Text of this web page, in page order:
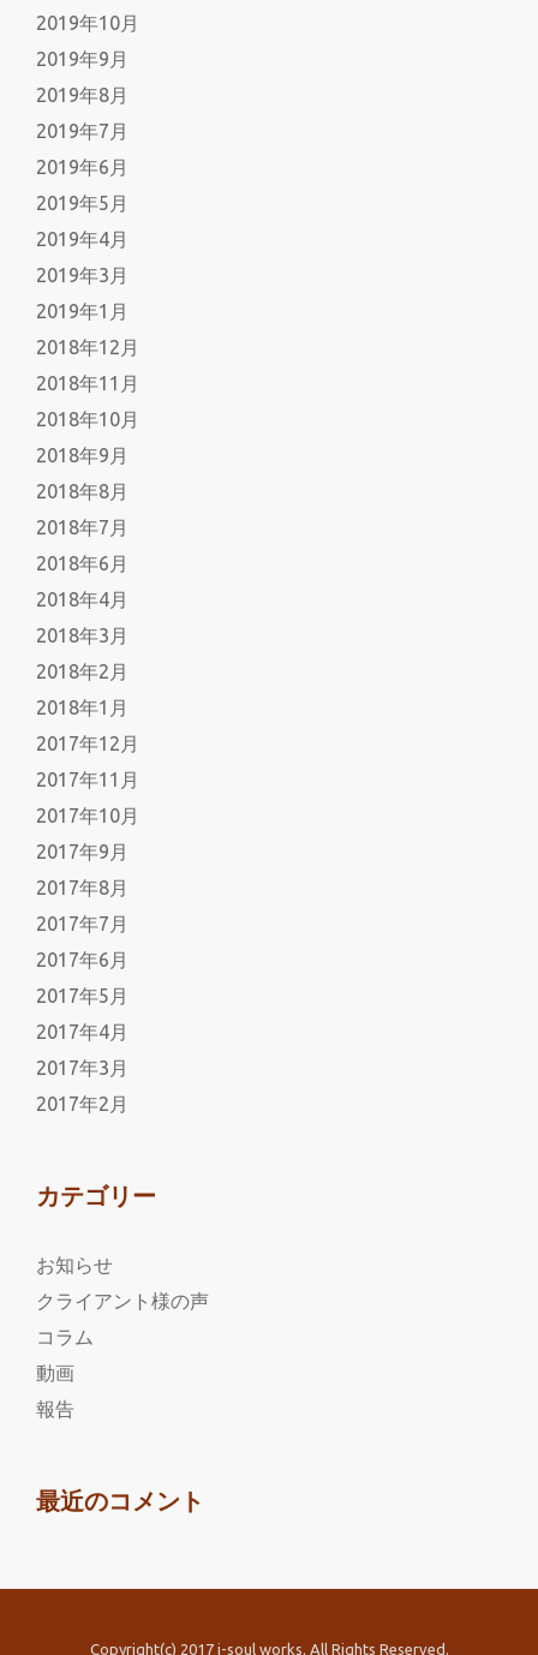
2019年10月
2019年9月
2019年8月
2019年7月
2019年6月
2019年5月
2019年4月
2019年3月
2019年1月
2018年12月
2018年11月
2018年10月
2018年9月
2018年8月
2018年7月
2018年6月
2018年4月
2018年3月
2018年2月
2018年1月
2017年12月
2017年11月
2017年10月
2017年9月
2017年8月
2017年7月
2017年6月
2017年5月
2017年4月
2017年3月
2017年2月
カテゴリー
お知らせ
クライアント様の声
コラム
動画
報告
最近のコメント
Copyright(c) 2017 i-soul works. All Rights Reserved.